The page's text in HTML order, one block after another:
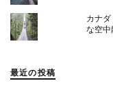
カナ
な空中
最近の投稿